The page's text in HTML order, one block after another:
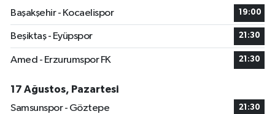
Başakşehir - Kocaelispor
19:00
Beşiktaş - Eyüpspor 21:30
Amed - Erzurumspor FK 21:30
17 Ağustos, Pazartesi
Samsunspor - Göztepe
21:30